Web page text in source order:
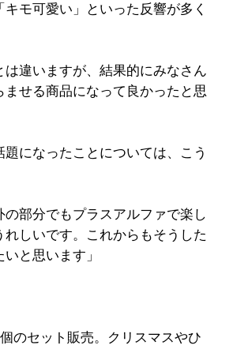
キモ可愛い」といった反響が多く
違いますが、結果的にみなさん
ませる商品になって良かったと思
になったことについては、こう
部分でもプラスアルファで楽し
れしいです。これからもそうした
と思います」
のセット販売。クリスマスやひ